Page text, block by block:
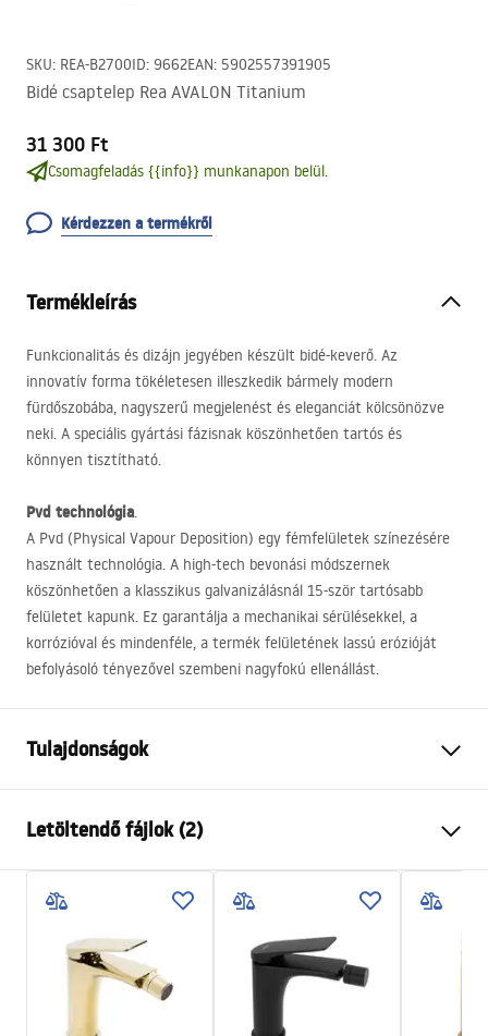
SKU: REA-B2700ID: 9662EAN: 5902557391905
Bidé csaptelep Rea AVALON Titanium
31 300 Ft
Csomagfeladás {{info}} munkanapon belül.
Kérdezzen a termékről
Termékleírás
Funkcionalitás és dizájn jegyében készült bidé-keverő. Az
innovatív forma tökéletesen illeszkedik bármely modern
fürdőszobába, nagyszerű megjelenést és eleganciát kölcsönözve
neki. A speciális gyártási fázisnak köszönhetően tartós és
könnyen tisztítható.
Pvd technológia.
A Pvd (Physical Vapour Deposition) egy fémfelületek színezésére
használt technológia. A high-tech bevonási módszernek
köszönhetően a klasszikus galvanizálásnál 15-ször tartósabb
felületet kapunk. Ez garantálja a mechanikai sérülésekkel, a
korrózióval és mindenféle, a termék felületének lassú erózióját
befolyásoló tényezővel szembeni nagyfokú ellenállást.
Tulajdonságok
Felszerelés
Szín
Titán
Kifolyócső típusa
Forgatható
Anyag
Sárgaréz
Kifolyó tartomány
mm
165
Letöltendő fájlok (2)
Telepítési utasítások
Garanciális feltételek
Warranty_Terms_and_Conditions_Faucets_-_5.pdf